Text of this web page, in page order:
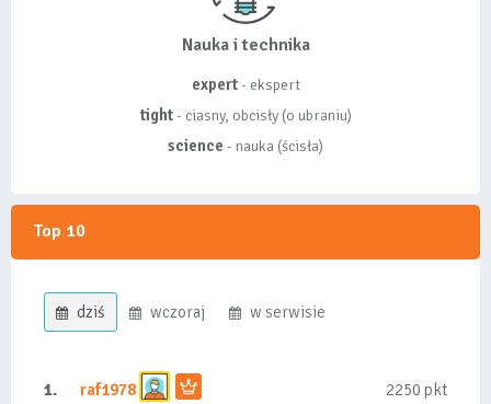
Nauka i technika
expert- ekspert
tight- ciasny, obcisły (o ubraniu)
science - nauka (ścisła)
Top 10
dziś wczoraj w serwisie
1. raf1978 2250 pkt